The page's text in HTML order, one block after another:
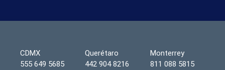
CDMX
555 649 5685
Querétaro
442 904 8216
Monterrey
811 088 5815